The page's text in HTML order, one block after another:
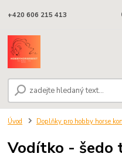
+420 606 215 413
Úvod Doplňky pro hobby horse
Vodítko - šedo